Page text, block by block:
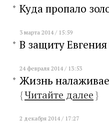
Куда пропало
3 марта 2014 / 15:59
В защиту
24 февраля 2014 / 13:53
Жизнь
{Читайте далее}
2 декабря 2014 / 17:27